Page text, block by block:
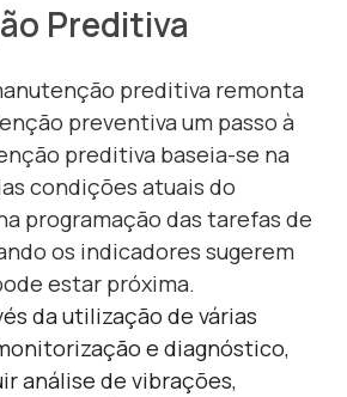
Preditiva
preditiva remonta
preventiva um passo à
preditiva baseia-se na
condições atuais do
programação das tarefas de
os indicadores sugerem
estar próxima.
da utilização de várias
e diagnóstico,
análise de vibrações,